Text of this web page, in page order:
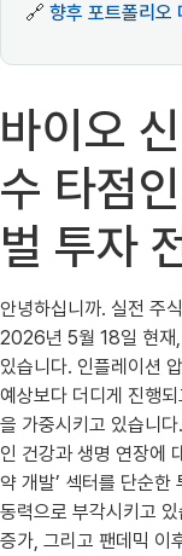
🔗 향후 포트폴리오
바이오
수 타점
벌 투자
안녕하십니까. 실전 주
2026년 5월 18일 현재,
있습니다. 인플레이션
예상보다 더디게 진행
을 가중시키고 있습니
인 건강과 생명 연장에
약 개발’ 섹터를 단순
동력으로 부각시키고
증가, 그리고 팬데믹 이